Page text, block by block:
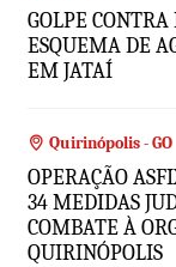
GOLPE
ESQUEMA DE
EM JATAÍ
Quirinópolis - GO
OPERAÇÃO
34 MEDIDAS
COMBATE À
QUIRINÓPOLIS